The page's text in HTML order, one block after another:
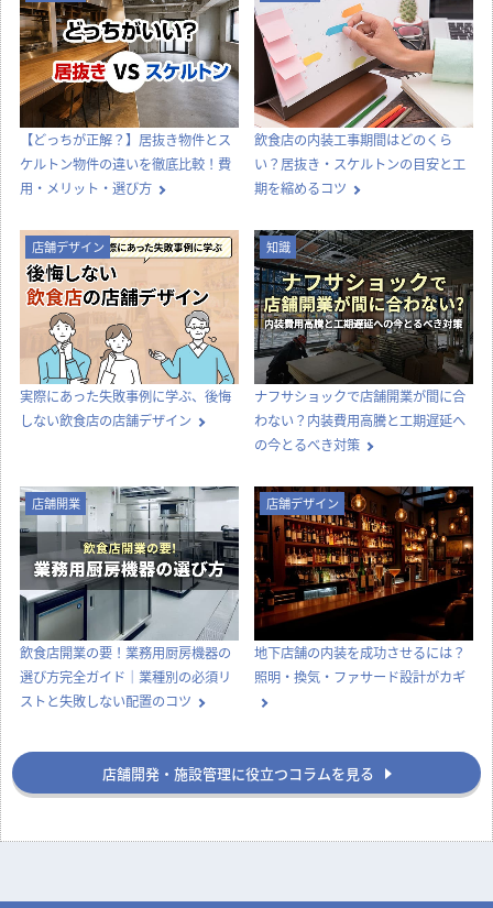
【どっちが正解？】居抜き物件とス
ケルトン物件の違いを徹底比較！費
用・メリット・選び方
飲食店の内装工事期間はどのくら
い？居抜き・スケルトンの目安と工
期を縮めるコツ
店舗デザイン
実際にあった失敗事例に学ぶ、後悔
しない飲食店の店舗デザイン
知識
ナフサショックで店舗開業が間に合
わない？内装費用高騰と工期遅延へ
の今とるべき対策
店舗開業
飲食店開業の要！業務用厨房機器の
選び方完全ガイド｜業種別の必須リ
ストと失敗しない配置のコツ
店舗デザイン
地下店舗の内装を成功させるには？
照明・換気・ファサード設計がカギ
店舗開発・施設管理に役立つコラムを見る